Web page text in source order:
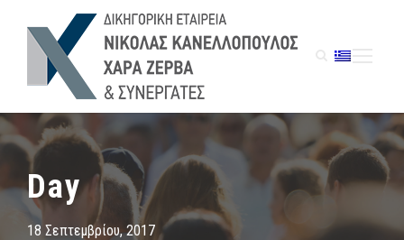
Day
18 Σεπτεμβρίου, 2017